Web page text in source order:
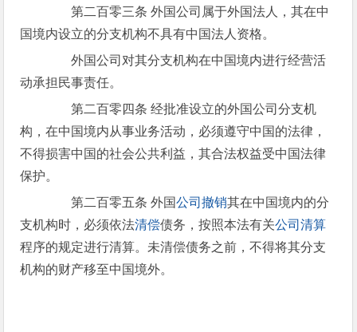
第二百零三条 外国公司属于外国法人，其在中
国境内设立的分支机构不具有中国法人资格。
外国公司对其分支机构在中国境内进行经营活
动承担民事责任。
第二百零四条 经批准设立的外国公司分支机
构，在中国境内从事业务活动，必须遵守中国的法律，
不得损害中国的社会公共利益，其合法权益受中国法律
保护。
第二百零五条 外国公司撤销其在中国境内的分
支机构时，必须依法清偿债务，按照本法有关公司清算
程序的规定进行清算。未清偿债务之前，不得将其分支
机构的财产移至中国境外。